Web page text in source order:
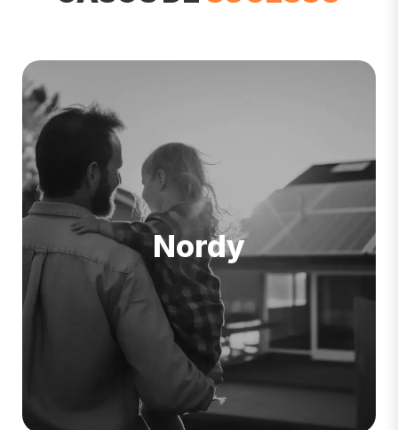
Nordy
Website desenvolvido para uma empresa
energética comprometida com a
sustentabilidade.